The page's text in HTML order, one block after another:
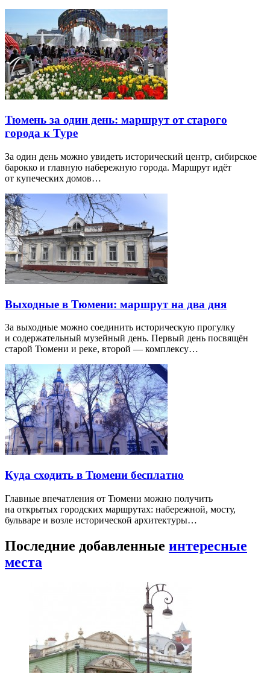
Тюмень за один день: маршрут от старого
города к Туре
За один день можно увидеть исторический центр, сибирское
барокко и главную набережную города. Маршрут идёт
от купеческих домов…
Выходные в Тюмени: маршрут на два дня
За выходные можно соединить историческую прогулку
и содержательный музейный день. Первый день посвящён
старой Тюмени и реке, второй — комплексу…
Куда сходить в Тюмени бесплатно
Главные впечатления от Тюмени можно получить
на открытых городских маршрутах: набережной, мосту,
бульваре и возле исторической архитектуры…
Последние добавленные интересные
места